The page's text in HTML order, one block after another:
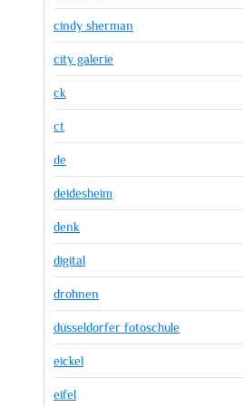
cindy sherman
city galerie
ck
ct
de
deidesheim
denk
digital
drohnen
düsseldorfer fotoschule
eickel
eifel